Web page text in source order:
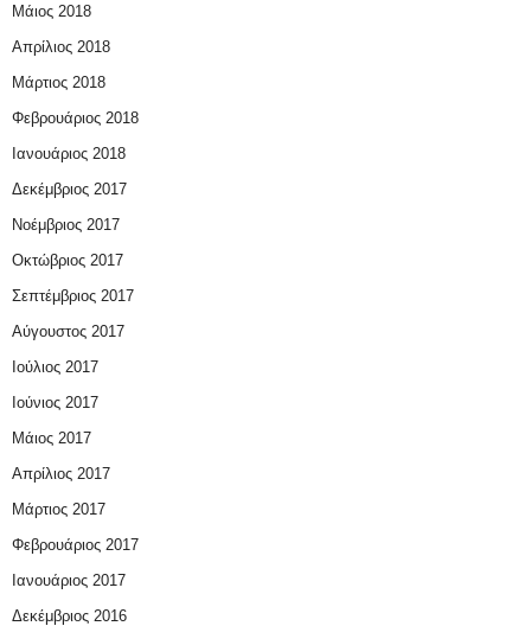
Μάιος 2018
Απρίλιος 2018
Μάρτιος 2018
Φεβρουάριος 2018
Ιανουάριος 2018
Δεκέμβριος 2017
Νοέμβριος 2017
Οκτώβριος 2017
Σεπτέμβριος 2017
Αύγουστος 2017
Ιούλιος 2017
Ιούνιος 2017
Μάιος 2017
Απρίλιος 2017
Μάρτιος 2017
Φεβρουάριος 2017
Ιανουάριος 2017
Δεκέμβριος 2016